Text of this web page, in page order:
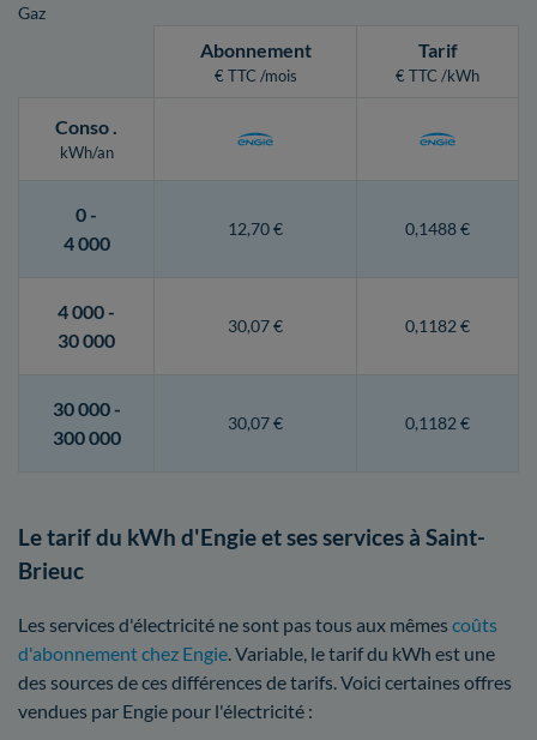
Gaz
Abonnement
€ TTC /mois
Tarif
€ TTC /kWh
Conso.
kWh/an
0 -
4 000
12,70 € 0,1488 €
4 000 -
30 000
30,07 € 0,1182 €
30 000 -
300 000
30,07 € 0,1182 €
Le tarif du kWh d'Engie et ses services à Saint-
Brieuc
Les services d'électricité ne sont pas tous aux mêmes coûts
d'abonnement chez Engie. Variable, le tarif du kWh est une
des sources de ces différences de tarifs. Voici certaines offres
vendues par Engie pour l'électricité :